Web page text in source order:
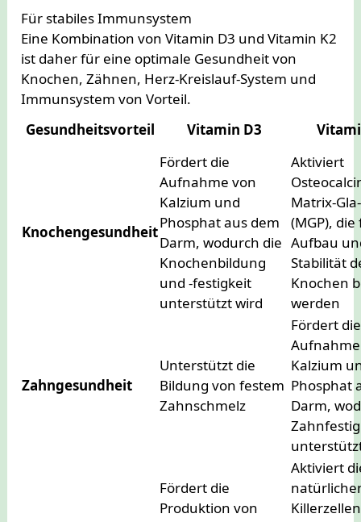
Für stabiles Immunsystem
Eine Kombination von Vitamin D3 und Vitamin K2
ist daher für eine optimale Gesundheit von
Knochen, Zähnen, Herz-Kreislauf-System und
Immunsystem von Vorteil.
Gesundheitsvorteil
Vitamin D3
Knochengesundheit
Fördert die
Aufnahme von
Kalzium und
Phosphat aus dem
Darm, wodurch die
Knochenbildung
und -festigkeit
unterstützt wird
Aktiviert
Matrix-
(MGP),
Aufbau
Stabilität
Knochen
werden
Zahngesundheit
Unterstützt die
Bildung von festem
Zahnschmelz
Fördert die
Kalzium
Phosphat
Darm,
Fördert die
Produktion von
Aktiviert